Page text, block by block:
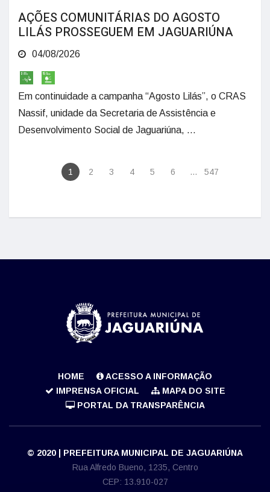
AÇÕES COMUNITÁRIAS DO AGOSTO
LILÁS PROSSEGUEM EM JAGUARIÚNA
04/08/2026
Em continuidade a campanha “Agosto Lilás”, o CRAS
Nassif, unidade da Secretaria de Assistência e
Desenvolvimento Social de Jaguariúna, ...
1 2 3 4 5 6 ... 547
HOME
ACESSO A INFORMAÇÃO
IMPRENSA OFICIAL
MAPA DO SITE
PORTAL DA TRANSPARÊNCIA
© 2020 | PREFEITURA MUNICIPAL DE JAGUARIÚNA
Rua Alfredo Bueno, 1235, Centro
CEP: 13.910-027